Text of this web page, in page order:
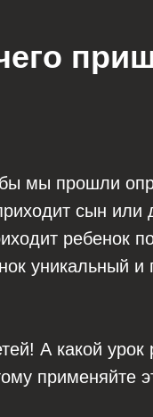
мы прошли
сын или
ребенок
уникальный
А какой
применяйте